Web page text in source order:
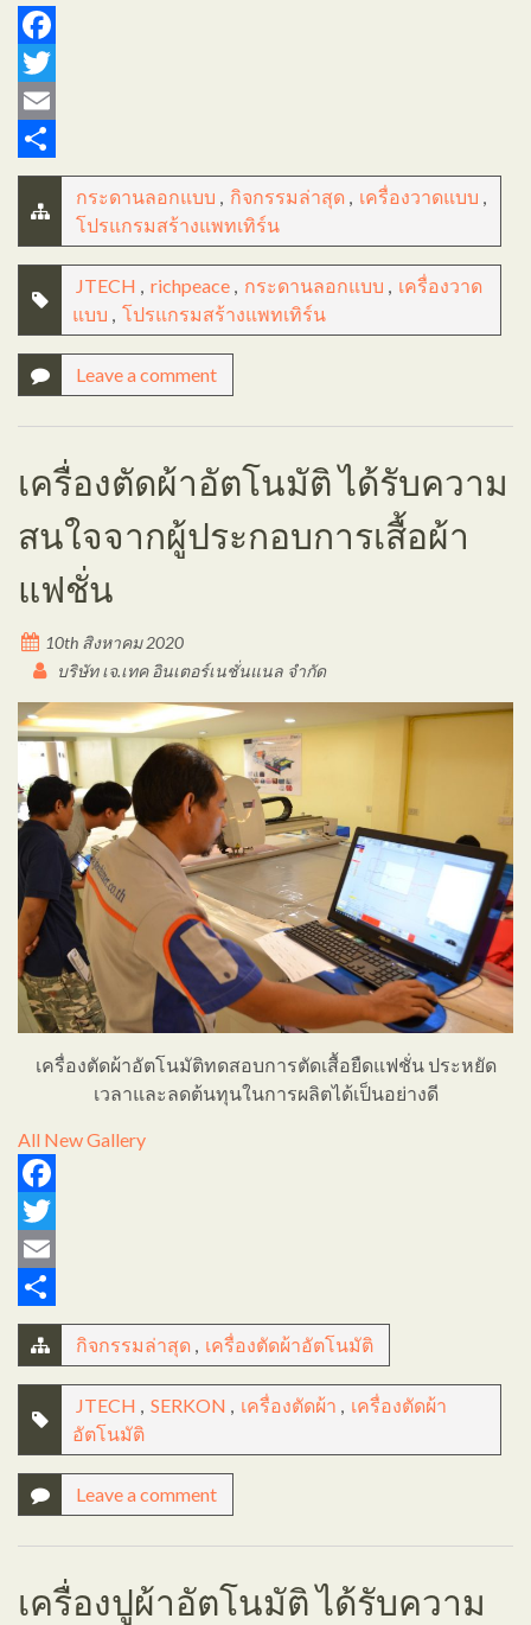
Facebook
Twitter
Email
Share
กระดานลอกแบบ , กิจกรรมล่าสุด , เครื่องวาดแบบ ,
โปรแกรมสร้างแพทเทิร์น
JTECH , richpeace , กระดานลอกแบบ , เครื่องวาด
แบบ , โปรแกรมสร้างแพทเทิร์น
Leave a comment
เครื่องตัดผ้าอัตโนมัติ ได้รับความ
สนใจจากผู้ประกอบการเสื้อผ้า
แฟชั่น
10th สิงหาคม 2020
บริษัท เจ.เทค อินเตอร์เนชั่นแนล จำกัด
เครื่องตัดผ้าอัตโนมัติทดสอบการตัดเสื้อยืดแฟชั่น ประหยัด
เวลาและลดต้นทุนในการผลิตได้เป็นอย่างดี
All New Gallery
Facebook
Twitter
Email
Share
กิจกรรมล่าสุด
เครื่องตัดผ้าอัตโนมัติ
JTECH SERKON เครื่องตัดผ้า
เครื่องตัดผ้า
อัตโนมัติ
Leave a comment
เครื่องปูผ้าอัตโนมัติ ได้รับความ